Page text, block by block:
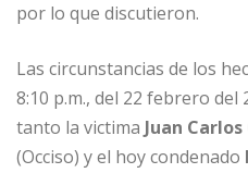
por lo que discutieron.
Las circunstancias de los
8:10 p.m., del 22 febrero
tanto la victima Juan
(Occiso) y el hoy condenado